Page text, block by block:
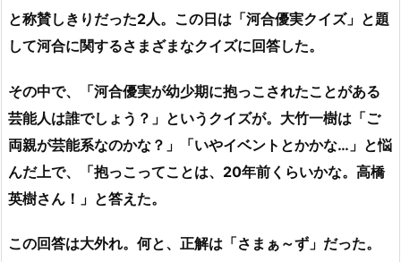
と称賛しきりだった2人。この日は「河合優実クイズ」と題
して河合に関するさまざまなクイズに回答した。
その中で、「河合優実が幼少期に抱っこされたことがある
芸能人は誰でしょう？」というクイズが。大竹一樹は「ご
両親が芸能系なのかな？」「いやイベントとかかな…」と悩
んだ上で、「抱っこってことは、20年前くらいかな。高橋
英樹さん！」と答えた。
この回答は大外れ。何と、正解は「さまぁ～ず」だった。